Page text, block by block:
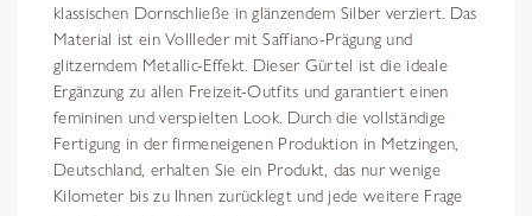
klassischen Dornschließe in glänzendem Silber verziert. Das
Material ist ein Vollleder mit Saffiano-Prägung und
glitzerndem Metallic-Effekt. Dieser Gürtel ist die ideale
Ergänzung zu allen Freizeit-Outfits und garantiert einen
femininen und verspielten Look. Durch die vollständige
Fertigung in der firmeneigenen Produktion in Metzingen,
Deutschland, erhalten Sie ein Produkt, das nur wenige
Kilometer bis zu Ihnen zurücklegt und jede weitere Frage